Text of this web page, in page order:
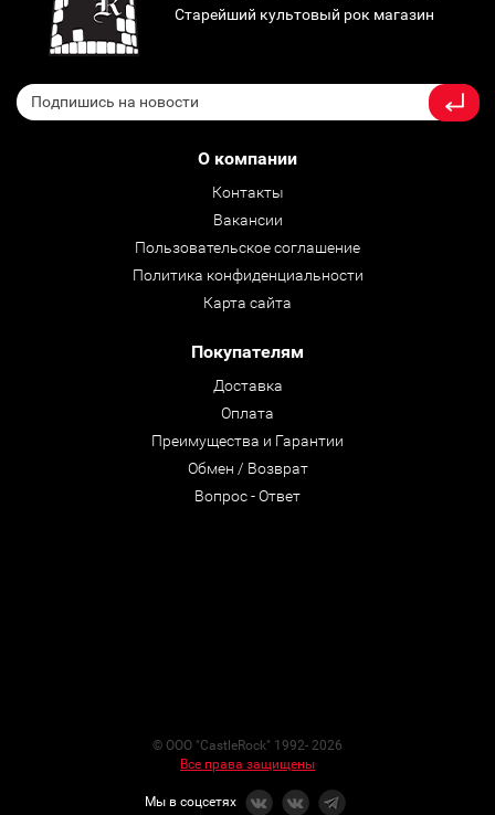
Старейший культовый рок магазин
О компании
Контакты
Вакансии
Пользовательское соглашение
Политика конфиденциальности
Карта сайта
Покупателям
Доставка
Оплата
Преимущества и Гарантии
Обмен / Возврат
Вопрос - Ответ
© ООО "CastleRock" 1992- 2026
Все права защищены
Мы в соцсетях